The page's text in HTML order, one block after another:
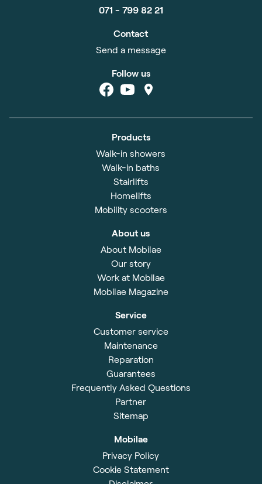
071 - 799 82 21
Contact
Send a message
Follow us
Products
Walk-in showers
Walk-in baths
Stairlifts
Homelifts
Mobility scooters
About us
About Mobilae
Our story
Work at Mobilae
Mobilae Magazine
Service
Customer service
Maintenance
Reparation
Guarantees
Frequently Asked Questions
Partner
Sitemap
Mobilae
Privacy Policy
Cookie Statement